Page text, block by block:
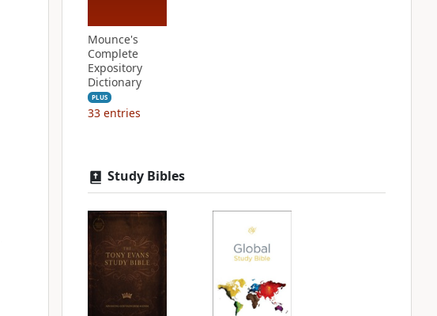
Mounce's
Complete
Expository
Dictionary
PLUS
33 entries
Study Bibles